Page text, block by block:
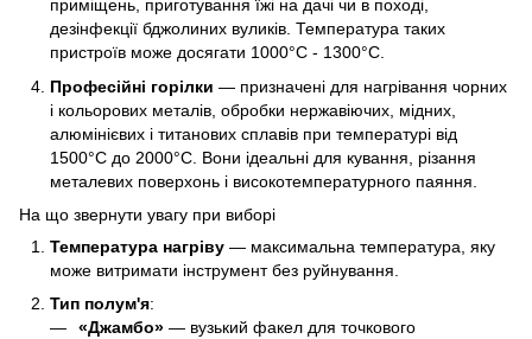
приміщень, приготування їжі на дачі чи в поході,
дезінфекції бджолиних вуликів. Температура таких
пристроїв може досягати 1000°C - 1300°C.
Професійні горілки — призначені для нагрівання чорних
і кольорових металів, обробки нержавіючих, мідних,
алюмінієвих і титанових сплавів при температурі від
1500°C до 2000°C. Вони ідеальні для кування, різання
металевих поверхонь і високотемпературного паяння.
На що звернути увагу при виборі
Температура нагріву — максимальна температура, яку
може витримати інструмент без руйнування.
Тип полум'я:
«Джамбо» — вузький факел для точкового